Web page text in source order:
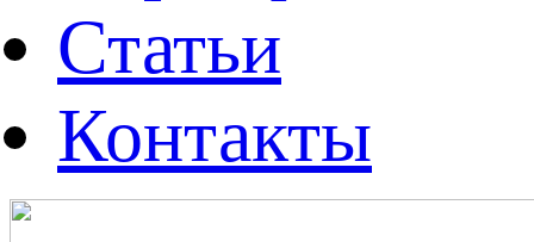
Статьи
Контакты